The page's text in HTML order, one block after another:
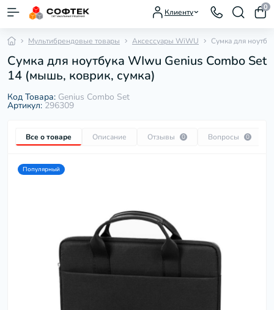
Клиенту
0
Мультибрендовые товары Аксессуары WiWU Сумка для
Сумка для ноутбука WIwu Genius Combo Set
14 (мышь, коврик, сумка)
Код Товара: Genius Combo Set
Артикул: 296309
Все о товаре Описание Отзывы 0 Вопросы 0
Популярный